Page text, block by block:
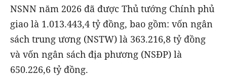
NSNN năm 2026 đã được Thủ tướng Chính phủ
giao là 1.013.443,4 tỷ đồng, bao gồm: vốn ngân
sách trung ương (NSTW) là 363.216,8 tỷ đồng
và vốn ngân sách địa phương (NSĐP) là
650.226,6 tỷ đồng.